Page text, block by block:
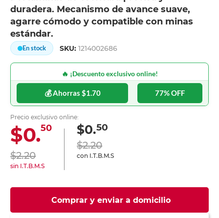
duradera. Mecanismo de avance suave,
agarre cómodo y compatible con minas
estándar.
En stock SKU:1214002686
🔥 ¡Descuento exclusivo online!
💰 Ahorras $1.70 77% OFF
Precio exclusivo online:
$0.50
$2.20
sin I.T.B.M.S
$0.50
$2.20
con I.T.B.M.S
Comprar y enviar a domicilio